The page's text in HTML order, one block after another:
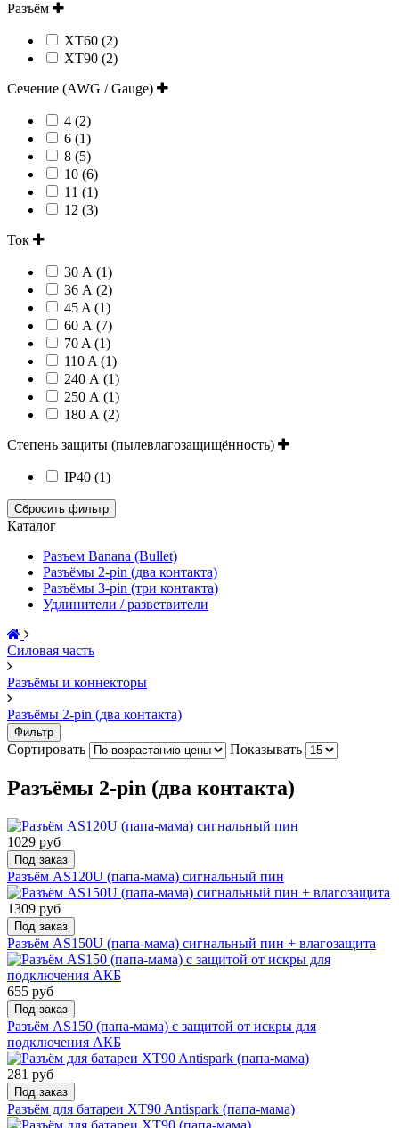
Разъём
XT60 (2)
XT90 (2)
Сечение (AWG / Gauge)
4 (2)
6 (1)
8 (5)
10 (6)
11 (1)
12 (3)
Ток
30 А (1)
36 А (2)
45 A (1)
60 А (7)
70 A (1)
110 A (1)
240 А (1)
250 А (1)
180 А (2)
Степень защиты (пылевлагозащищённость)
IP40 (1)
Сбросить фильтр
Каталог
Разъем Banana (Bullet)
Разъёмы 2-pin (два контакта)
Разъёмы 3-pin (три контакта)
Удлинители / разветвители
Силовая часть
Разъёмы и коннекторы
Разъёмы 2-pin (два контакта)
Фильтр
Сортировать Показывать
Разъёмы 2-pin (два контакта)
1029 руб
Под заказ
Разъём AS120U (папа-мама) сигнальный пин
1309 руб
Под заказ
Разъём AS150U (папа-мама) сигнальный пин + влагозащита
655 руб
Под заказ
Разъём AS150 (папа-мама) с защитой от искры для
подключения АКБ
281 руб
Под заказ
Разъём для батареи XT90 Antispark (папа-мама)